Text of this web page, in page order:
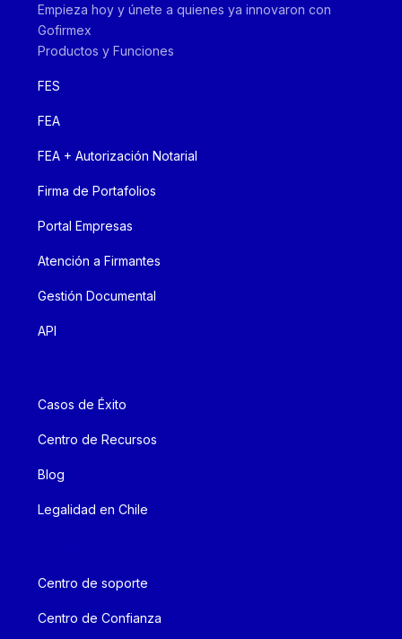
Empieza hoy y únete a quienes ya innovaron con
Gofirmex
Productos y Funciones
FES
FEA
FEA + Autorización Notarial
Firma de Portafolios
Portal Empresas
Atención a Firmantes
Gestión Documental
API
Casos de Éxito
Centro de Recursos
Blog
Legalidad en Chile
Centro de soporte
Centro de Confianza